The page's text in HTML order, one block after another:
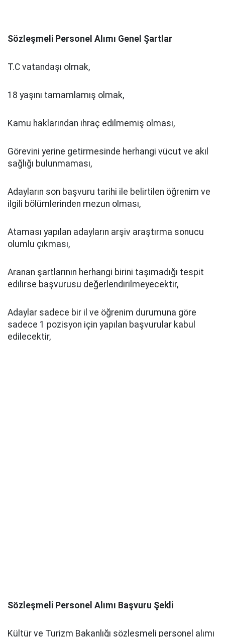
Sözleşmeli Personel Alımı Genel Şartlar
T.C vatandaşı olmak,
18 yaşını tamamlamış olmak,
Kamu haklarından ihraç edilmemiş olması,
Görevini yerine getirmesinde herhangi vücut ve akıl
sağlığı bulunmaması,
Adayların son başvuru tarihi ile belirtilen öğrenim ve
ilgili bölümlerinden mezun olması,
Ataması yapılan adayların arşiv araştırma sonucu
olumlu çıkması,
Aranan şartlarının herhangi birini taşımadığı tespit
edilirse başvurusu değerlendirilmeyecektir,
Adaylar sadece bir il ve öğrenim durumuna göre
sadece 1 pozisyon için yapılan başvurular kabul
edilecektir,
Sözleşmeli Personel Alımı Başvuru Şekli
Kültür ve Turizm Bakanlığı sözleşmeli personel alımı